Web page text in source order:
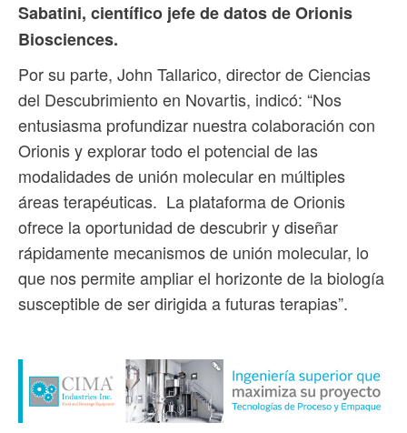
Sabatini, científico jefe de datos de Orionis
Biosciences.
Por su parte, John Tallarico, director de Ciencias
del Descubrimiento en Novartis, indicó: “Nos
entusiasma profundizar nuestra colaboración con
Orionis y explorar todo el potencial de las
modalidades de unión molecular en múltiples
áreas terapéuticas. La plataforma de Orionis
ofrece la oportunidad de descubrir y diseñar
rápidamente mecanismos de unión molecular, lo
que nos permite ampliar el horizonte de la biología
susceptible de ser dirigida a futuras terapias”.